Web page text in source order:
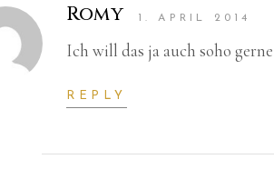
Romy 1. APRIL 2014
Ich will das ja auch soho
REPLY